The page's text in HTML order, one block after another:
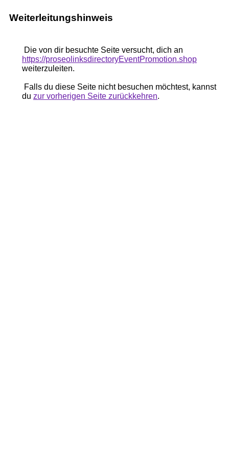
Weiterleitungshinweis
Die von dir besuchte Seite versucht, dich an
https://proseolinksdirectoryEventPromotion.shop
weiterzuleiten.
Falls du diese Seite nicht besuchen möchtest, kannst
du zur vorherigen Seite zurückkehren.